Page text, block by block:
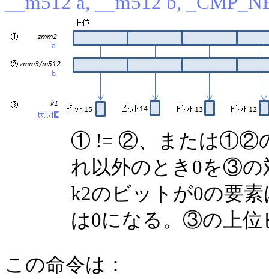
① != ②、または①②の
れ以外のとき0を③の
k2のビットが0の要
は0になる。③の上位
この命令は：